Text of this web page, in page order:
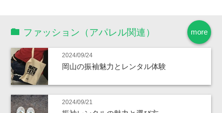
more
ファッション（アパレル関連）
2024/09/24
岡山の振袖魅力とレンタル体験
2024/09/21